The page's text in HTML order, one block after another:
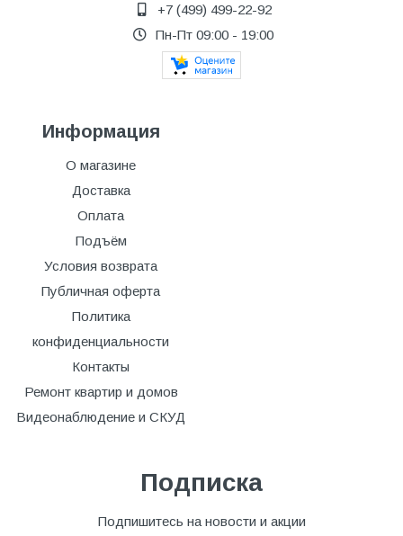
+7 (499) 499-22-92
Пн-Пт 09:00 - 19:00
Информация
О магазине
Доставка
Оплата
Подъём
Условия возврата
Публичная оферта
Политика
конфиденциальности
Контакты
Ремонт квартир и домов
Видеонаблюдение и СКУД
Подписка
Подпишитесь на новости и акции